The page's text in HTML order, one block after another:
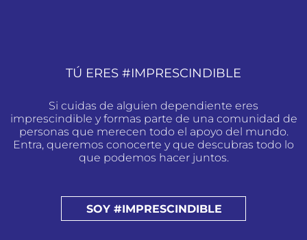
TÚ ERES #IMPRESCINDIBLE
Si cuidas de alguien dependiente eres
imprescindible y formas parte de una comunidad de
personas que merecen todo el apoyo del mundo.
Entra, queremos conocerte y que descubras todo lo
que podemos hacer juntos.
SOY #IMPRESCINDIBLE